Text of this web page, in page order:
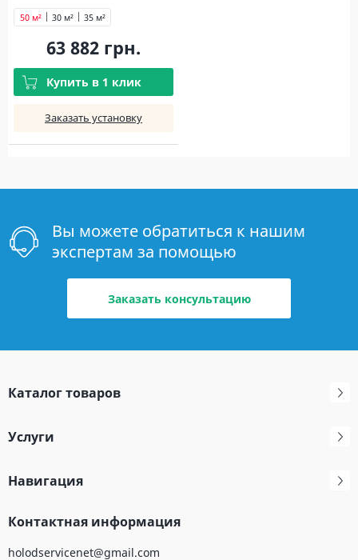
30 м² 35 м²
50 м²
63 882 грн.
Купить в 1 клик
Заказать установку
Вы можете обратиться к нашим
экспертам за помощью
Заказать консультацию
Каталог товаров
Услуги
Навигация
Контактная информация
holodservicenet@gmail.com